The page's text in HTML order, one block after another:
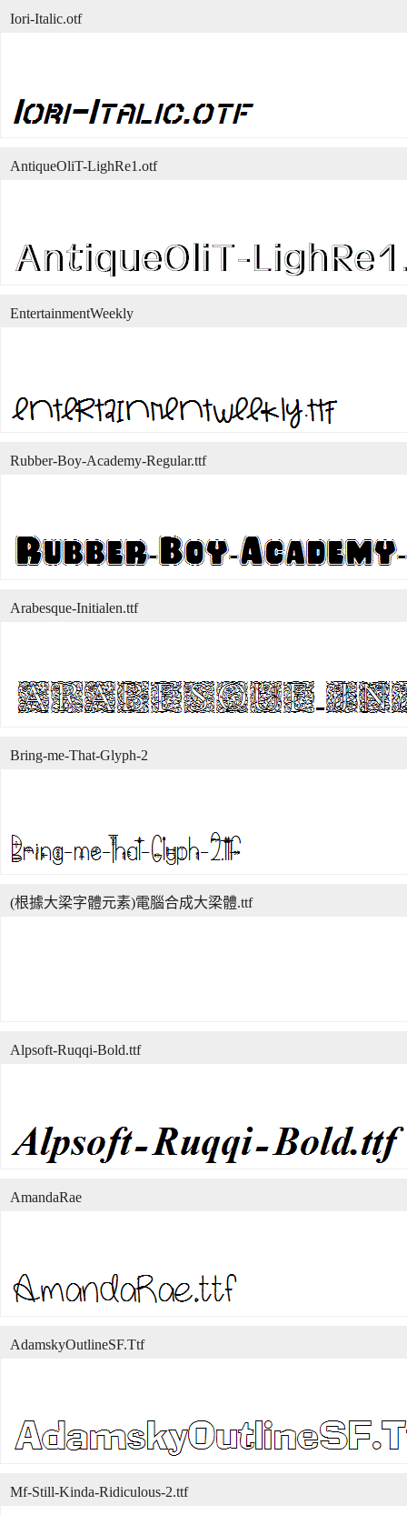
Iori-Italic.otf
AntiqueOliT-LighRe1.otf
EntertainmentWeekly
Rubber-Boy-Academy-Regular.ttf
Arabesque-Initialen.ttf
Bring-me-That-Glyph-2
(根據大梁字體元素)電腦合成大梁體.ttf
Alpsoft-Ruqqi-Bold.ttf
AmandaRae
AdamskyOutlineSF.Ttf
Mf-Still-Kinda-Ridiculous-2.ttf